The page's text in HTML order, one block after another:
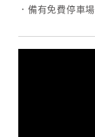
．備有免費停車場